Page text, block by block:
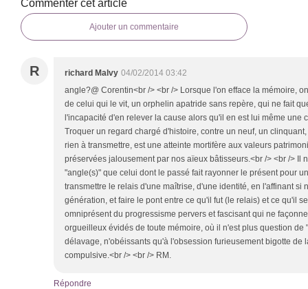
Commenter cet article
Ajouter un commentaire
R richard Malvy 04/02/2014 03:42
angle?@ Corentin<br /> <br /> Lorsque l'on efface la mémoire,
de celui qui le vit, un orphelin apatride sans repère, qui ne fait
l'incapacité d'en relever la cause alors qu'il en est lui même une
Troquer un regard chargé d'histoire, contre un neuf, un
rien à transmettre, est une atteinte mortifère aux valeurs
préservées jalousement par nos aïeux bâtisseurs.<br /> <br /> Il
"angle(s)" que celui dont le passé fait rayonner le présent pour
transmettre le relais d'une maîtrise, d'une identité, en l'affinant si
génération, et faire le pont entre ce qu'il fut (le relais) et ce qu'il
omniprésent du progressisme pervers et fascisant qui ne
orgueilleux évidés de toute mémoire, où il n'est plus question de
délavage, n'obéissants qu'à l'obsession furieusement bigotte de
compulsive.<br /> <br /> RM.
Répondre